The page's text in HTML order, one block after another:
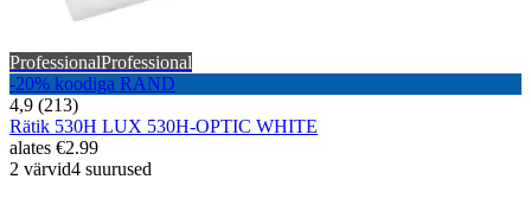
ProfessionalProfessional
-20% koodiga RAND
4,9 (213)
Rätik 530H LUX 530H-OPTIC WHITE
alates €2.99
2 värvid4 suurused